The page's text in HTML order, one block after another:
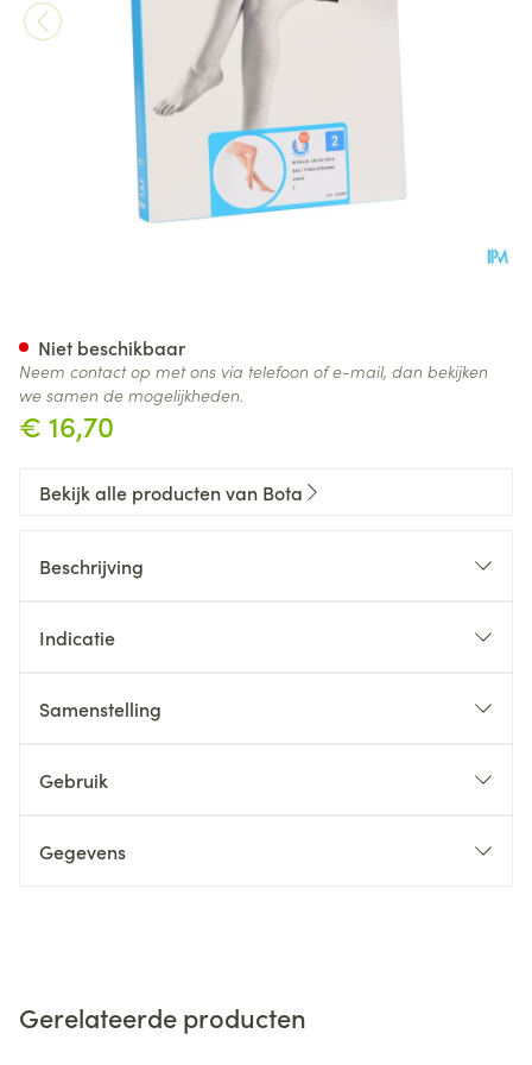
€ 16,70
Niet beschikbaar
Neem contact op met ons via telefoon of e-mail, dan bekijken
we samen de mogelijkheden.
Bekijk alle producten van Bota
Beschrijving
Indicatie
Samenstelling
Gebruik
Gegevens
Gerelateerde producten